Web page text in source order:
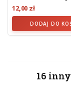
12,00 zł
DODAJ DO
16